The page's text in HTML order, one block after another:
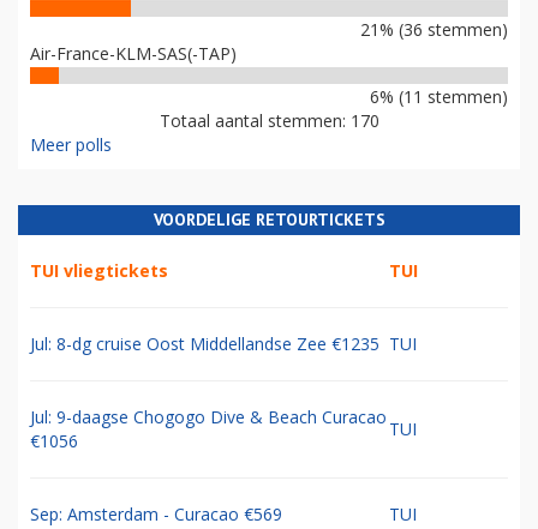
21% (36 stemmen)
Air-France-KLM-SAS(-TAP)
6% (11 stemmen)
Totaal aantal stemmen: 170
Meer polls
VOORDELIGE RETOURTICKETS
TUI vliegtickets TUI
Jul: 8-dg cruise Oost Middellandse Zee €1235 TUI
Jul: 9-daagse Chogogo Dive & Beach Curacao
€1056
TUI
Sep: Amsterdam - Curacao €569 TUI